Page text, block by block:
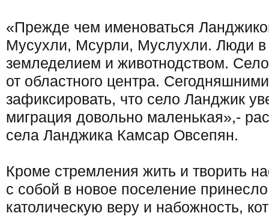
«Прежде чем именоваться
Мусухли, Мсурли, Муслухли. Люди в
земледелием и животнодством.
от областного центра.
зафиксировать, что село Ланджик
миграция довольно маленькая»,-
села Ланджика Камсар Овсепян.
Кроме стремления жить и творить
с собой в новое поселение
католическую веру и набожность,